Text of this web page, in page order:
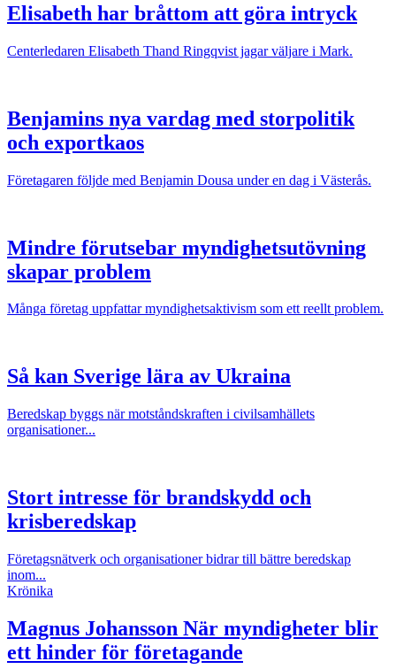
Elisabeth har bråttom att göra intryck
Centerledaren Elisabeth Thand Ringqvist jagar väljare i Mark.
Benjamins nya vardag med storpolitik
och exportkaos
Företagaren följde med Benjamin Dousa under en dag i Västerås.
Mindre förutsebar myndighetsutövning
skapar problem
Många företag uppfattar myndighetsaktivism som ett reellt problem.
Så kan Sverige lära av Ukraina
Beredskap byggs när motståndskraften i civilsamhällets
organisationer...
Stort intresse för brandskydd och
krisberedskap
Företagsnätverk och organisationer bidrar till bättre beredskap
inom...
Krönika
Magnus Johansson När myndigheter blir
ett hinder för företagande